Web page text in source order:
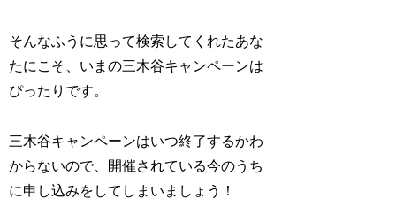
そんなふうに思って検索してくれたあな
たにこそ、いまの三木谷キャンペーンは
ぴったりです。
三木谷キャンペーンはいつ終了するかわ
からないので、開催されている今のうち
に申し込みをしてしまいましょう！